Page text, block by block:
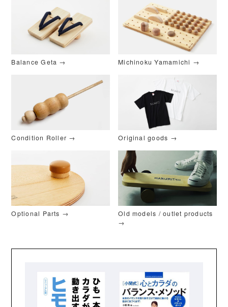
Balance Geta → Michinoku Yamamichi →
Condition Roller → Original goods →
Optional Parts →
Old models / outlet products
→